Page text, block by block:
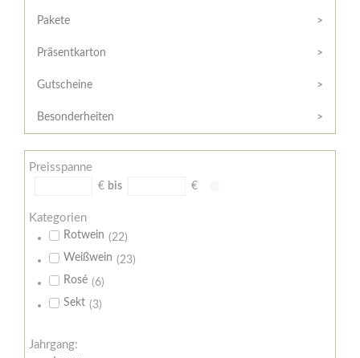
/
Widerrufsformular
AGB
Zahlungsbedingungen
Meine
Pakete
Präsentkarton
Gutscheine
Besonderheiten
Preisspanne
€ bis €
Kategorien
Rotwein (22)
Weißwein (23)
Rosé (6)
Sekt (3)
Jahrgang: